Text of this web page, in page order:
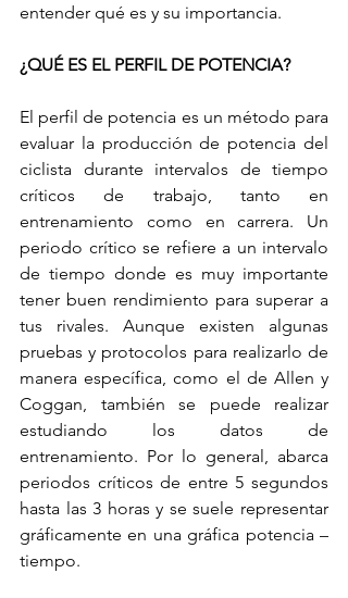
entender qué es y su importancia.
¿QUÉ ES EL PERFIL DE POTENCIA?
El perfil de potencia es un método para
evaluar la producción de potencia del
ciclista durante intervalos de tiempo
críticos de trabajo, tanto en
entrenamiento como en carrera. Un
periodo crítico se refiere a un intervalo
de tiempo donde es muy importante
tener buen rendimiento para superar a
tus rivales. Aunque existen algunas
pruebas y protocolos para realizarlo de
manera específica, como el de Allen y
Coggan, también se puede realizar
estudiando los datos de
entrenamiento. Por lo general, abarca
periodos críticos de entre 5 segundos
hasta las 3 horas y se suele representar
gráficamente en una gráfica potencia –
tiempo.